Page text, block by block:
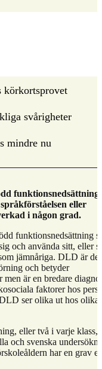
körkortsprovet
svårigheter
mindre nu
funktionsnedsättning
eller
i någon grad.
funktionsnedsättning
och använda sitt, eller
jämnåriga. DLD är
och betyder
är en bredare
faktorer hos
ser olika ut hos olika
eller två i varje klass,
och svenska
har en grav